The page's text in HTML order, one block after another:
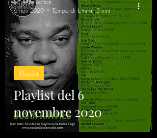
Playlist del 6
novembre 2020
Playlist
Soul Collection
6 nov 2020
Tempo di lettura: 5 min